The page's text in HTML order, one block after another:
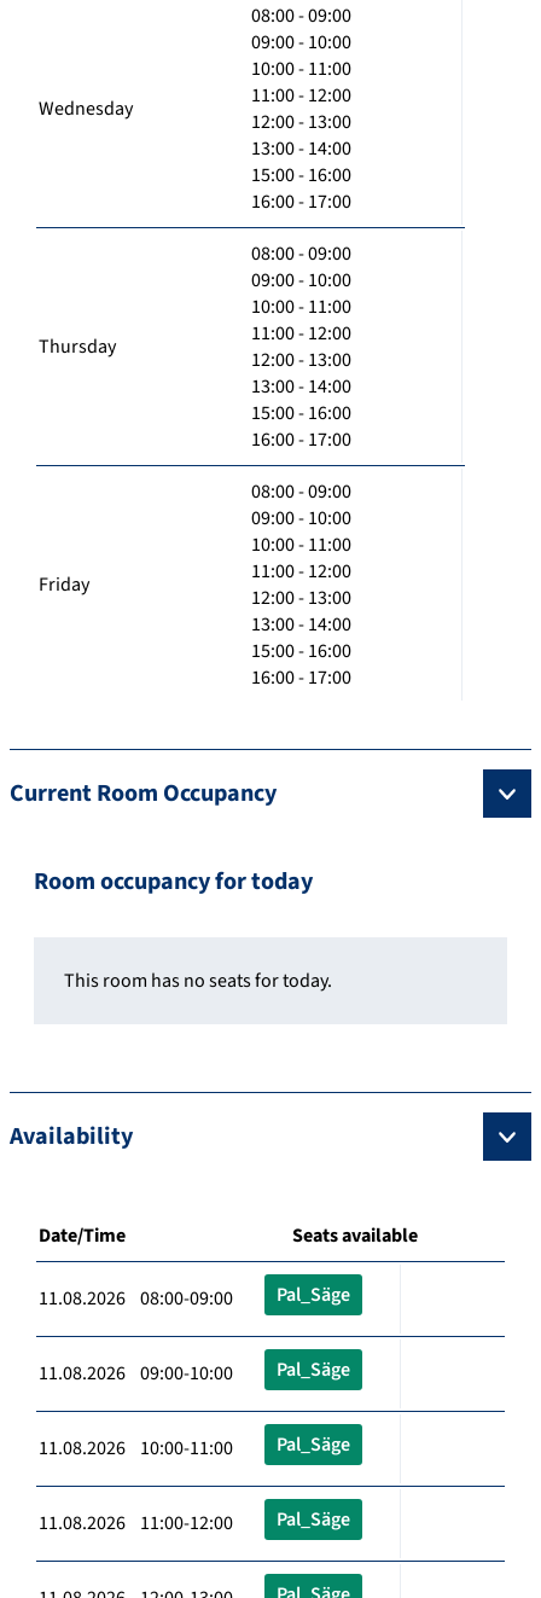
Wednesday
08:00 - 09:00
09:00 - 10:00
10:00 - 11:00
11:00 - 12:00
12:00 - 13:00
13:00 - 14:00
15:00 - 16:00
16:00 - 17:00
Thursday
08:00 - 09:00
09:00 - 10:00
10:00 - 11:00
11:00 - 12:00
12:00 - 13:00
13:00 - 14:00
15:00 - 16:00
16:00 - 17:00
Friday
08:00 - 09:00
09:00 - 10:00
10:00 - 11:00
11:00 - 12:00
12:00 - 13:00
13:00 - 14:00
15:00 - 16:00
16:00 - 17:00
Current Room Occupancy
Room occupancy for today
This room has no seats for today.
Availability
Date/Time Seats available
11.08.2026 08:00-09:00 Pal_Säge
11.08.2026 09:00-10:00 Pal_Säge
11.08.2026 10:00-11:00 Pal_Säge
11.08.2026 11:00-12:00 Pal_Säge